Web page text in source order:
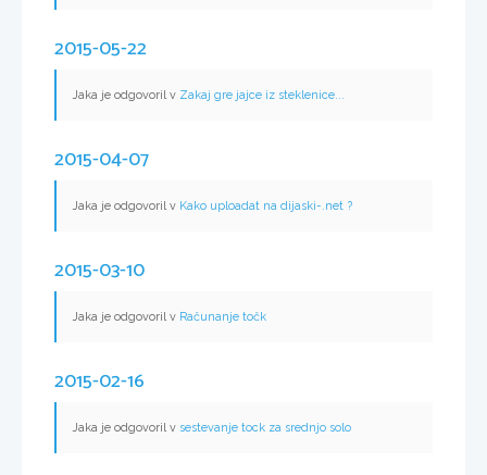
2015-05-22
Jaka je odgovoril v Zakaj gre jajce iz steklenice...
2015-04-07
Jaka je odgovoril v Kako uploadat na dijaski-.net ?
2015-03-10
Jaka je odgovoril v Računanje točk
2015-02-16
Jaka je odgovoril v sestevanje tock za srednjo solo